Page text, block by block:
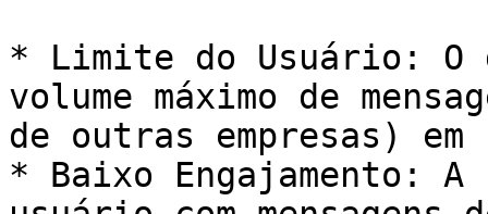
* Limite do Usuário:
volume máximo de
de outras empresas)
* Baixo Engajamento: